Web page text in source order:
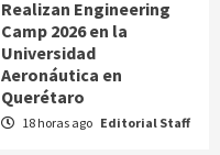
Realizan Engineering
Camp 2026 en la
Universidad
Aeronáutica en
Querétaro
18 horas ago Editorial Staff